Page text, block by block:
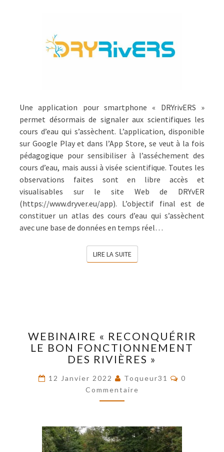
Une application pour smartphone « DRYrivERS »
permet désormais de signaler aux scientifiques les
cours d’eau qui s’assèchent. L’application, disponible
sur Google Play et dans l’App Store, se veut à la fois
pédagogique pour sensibiliser à l’asséchement des
cours d’eau, mais aussi à visée scientifique. Toutes les
observations faites sont en libre accès et
visualisables sur le site Web de DRYvER
(https://www.dryver.eu/app). L’objectif final est de
constituer un atlas des cours d’eau qui s’assèchent
avec une base de données en temps réel…
LIRE LA SUITELIRE LA SUITE
« RECONQUÉRIR
LE
BON
DES
RIVIÈRES »
WEBINAIRE « RECONQUÉRIR
LE BON FONCTIONNEMENT
DES RIVIÈRES »
12 Janvier 2022 Toqueur31
0
Commentaire